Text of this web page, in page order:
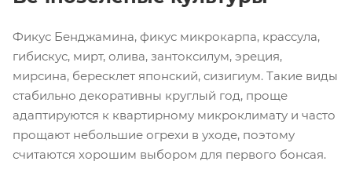
Фикус Бенджамина, фикус микрокарпа, крассула,
гибискус, мирт, олива, зантоксилум, эреция,
мирсина, бересклет японский, сизигиум. Такие виды
стабильно декоративны круглый год, проще
адаптируются к квартирному микроклимату и часто
прощают небольшие огрехи в уходе, поэтому
считаются хорошим выбором для первого бонсая.